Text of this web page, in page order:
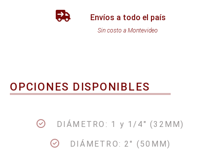
Envíos a todo el país
Sin costo a Montevideo
OPCIONES DISPONIBLES
DIÁMETRO: 1 y 1/4" (32MM)
DIÁMETRO: 2" (50MM)